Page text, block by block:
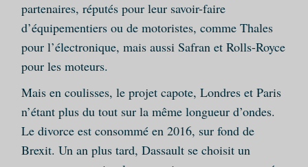
partenaires, réputés pour leur savoir-faire
d’équipementiers ou de motoristes, comme Thales
pour l’électronique, mais aussi Safran et Rolls-Royce
pour les moteurs.
Mais en coulisses, le projet capote, Londres et Paris
n’étant plus du tout sur la même longueur d’ondes.
Le divorce est consommé en 2016, sur fond de
Brexit. Un an plus tard, Dassault se choisit un